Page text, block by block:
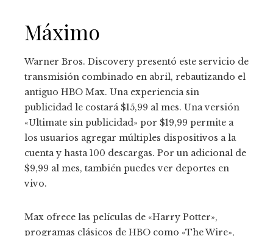
Máximo
Warner Bros. Discovery presentó este servicio de
transmisión combinado en abril, rebautizando el
antiguo HBO Max. Una experiencia sin
publicidad le costará $15,99 al mes. Una versión
«Ultimate sin publicidad» por $19,99 permite a
los usuarios agregar múltiples dispositivos a la
cuenta y hasta 100 descargas. Por un adicional de
$9,99 al mes, también puedes ver deportes en
vivo.
Max ofrece las películas de «Harry Potter»,
programas clásicos de HBO como «The Wire»,